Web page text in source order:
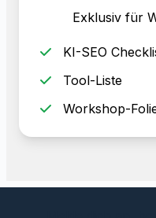
Exklusiv für
KI-SEO
Tool-Liste
Workshop-